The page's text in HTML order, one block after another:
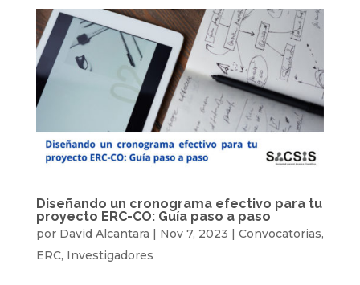
Diseñando un cronograma efectivo para tu
proyecto ERC-CO: Guía paso a paso
por David Alcantara | Nov 7, 2023 | Convocatorias,
ERC, Investigadores